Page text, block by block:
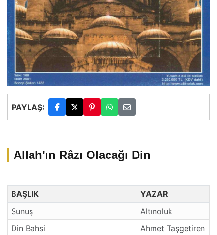
PAYLAŞ:
Allah'ın Râzı Olacağı Din
BAŞLIK
YAZAR
Sunuş
Altınoluk
Din Bahsi
Ahmet Taşgetiren